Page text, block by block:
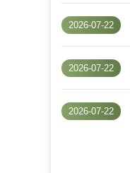
2026-07-22
2026-07-22
2026-07-22